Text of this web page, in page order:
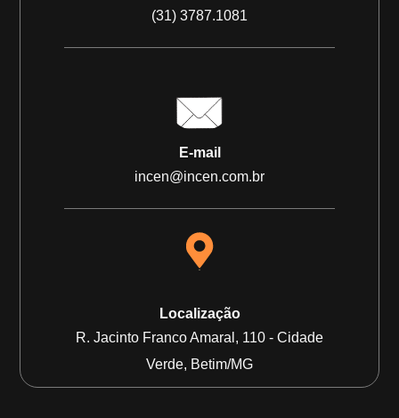
(31) 3787.1081
E-mail
incen@incen.com.br
Localização
R. Jacinto Franco Amaral, 110 - Cidade
Verde, Betim/MG